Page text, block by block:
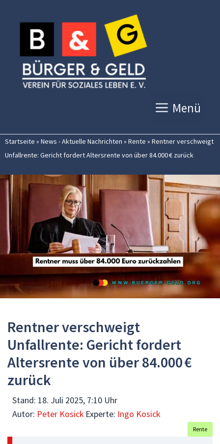
Inhalt
springen
Menü
Startseite » News - Aktuelle Nachrichten » Rente » Rentner verschweigt
Unfallrente: Gericht fordert Altersrente von über 84.000 € zurück
Rentner verschweigt
Unfallrente: Gericht fordert
Altersrente von über 84.000 €
zurück
Stand: 18. Juli 2025, 7:10 Uhr
Autor: Peter Kosick Experte: Ingo Kosick
Rente